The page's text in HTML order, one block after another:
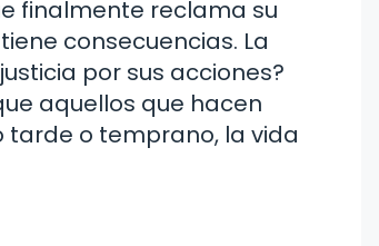
finalmente reclama su
consecuencias. La
por sus acciones?
aquellos que hacen
o temprano, la vida